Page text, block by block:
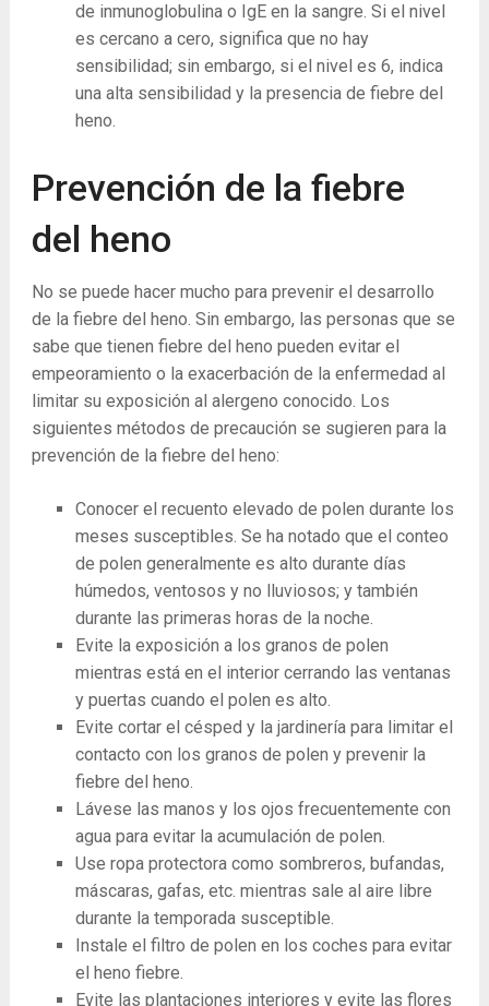
de inmunoglobulina o IgE en la sangre. Si el nivel
es cercano a cero, significa que no hay
sensibilidad; sin embargo, si el nivel es 6, indica
una alta sensibilidad y la presencia de fiebre del
heno.
Prevención de la fiebre
del heno
No se puede hacer mucho para prevenir el desarrollo
de la fiebre del heno. Sin embargo, las personas que se
sabe que tienen fiebre del heno pueden evitar el
empeoramiento o la exacerbación de la enfermedad al
limitar su exposición al alergeno conocido. Los
siguientes métodos de precaución se sugieren para la
prevención de la fiebre del heno:
Conocer el recuento elevado de polen durante los
meses susceptibles. Se ha notado que el conteo
de polen generalmente es alto durante días
húmedos, ventosos y no lluviosos; y también
durante las primeras horas de la noche.
Evite la exposición a los granos de polen
mientras está en el interior cerrando las ventanas
y puertas cuando el polen es alto.
Evite cortar el césped y la jardinería para limitar el
contacto con los granos de polen y prevenir la
fiebre del heno.
Lávese las manos y los ojos frecuentemente con
agua para evitar la acumulación de polen.
Use ropa protectora como sombreros, bufandas,
máscaras, gafas, etc. mientras sale al aire libre
durante la temporada susceptible.
Instale el filtro de polen en los coches para evitar
el heno fiebre.
Evite las plantaciones interiores y evite las flores